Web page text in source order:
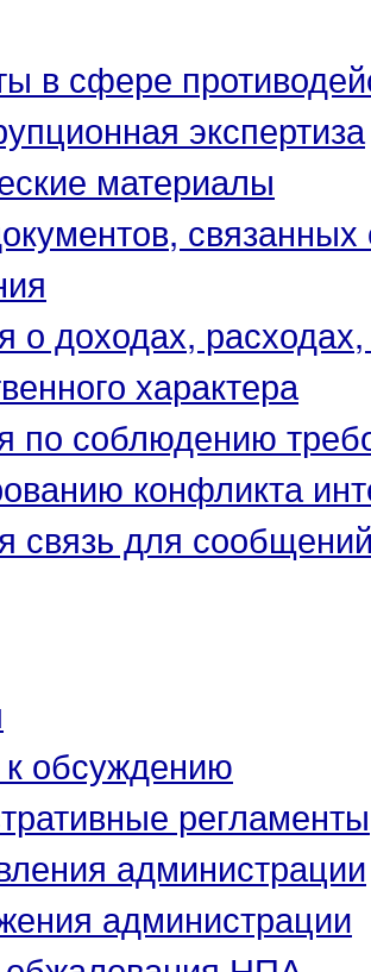
в сфере
экспертиза
материалы
связанных
о доходах,
характера
по соблюдению
конфликта
связь для
обсуждению
регламенты
администрации
администрации